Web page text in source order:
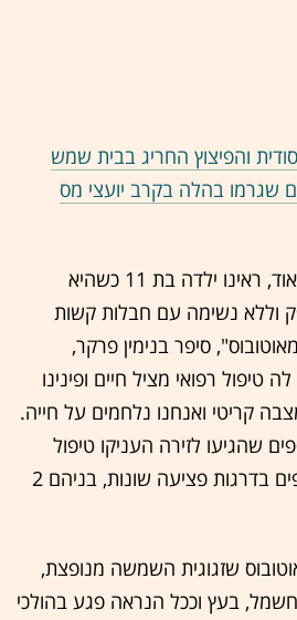
והפיצוץ החריג בבית שמש
שגרמו בהלה בקרב יועצי מס
"מדובר בתאונה קשה מאוד, ראינו ילדה בת 11 כשהיא
וללא נשימה עם חבלות קשות
סיפר בנימין פרקר,
רפואי מציל חיים ופינינו
קריטי ואנחנו נלחמים על חייה.
שהגיעו לזירה העניקו טיפול
רפואי ל-10 פצועים נוספים בדרגות פציעה שונות, בניהם 2
שזגוגית השמשה מנופצת,
בעץ וככל הנראה פגע בהולכי